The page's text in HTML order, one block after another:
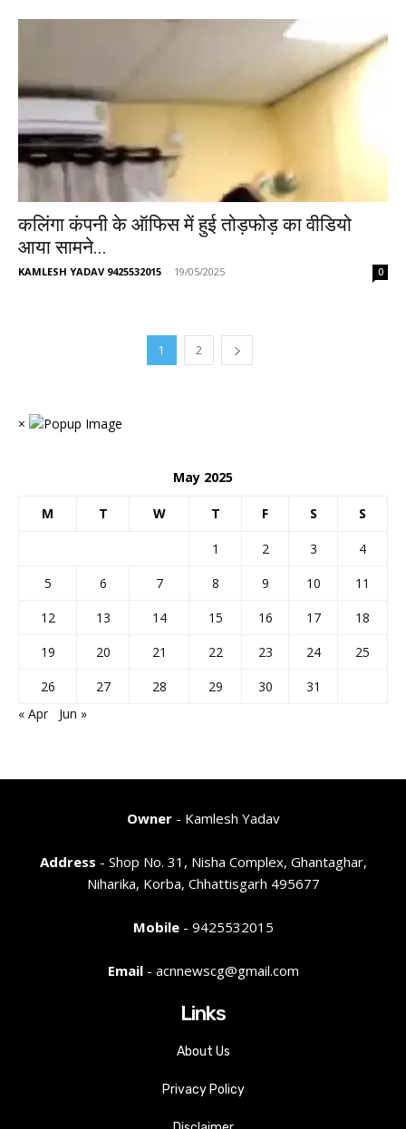
कलिंगा कंपनी के ऑफिस में हुई तोड़फोड़ का वीडियो
आया सामने...
KAMLESH YADAV 9425532015 - 19/05/2025 0
1 2
×
May 2025
M T W T F S S
1 2 3
4
5
6 7 8 9 10
11
12
13 14 15 16 17
18
19
20 21 22 23 24
25
26
27 28 29 30
31
« Apr
Jun »
Owner- Kamlesh Yadav
Address - Shop No. 31, Nisha Complex, Ghantaghar,
Niharika, Korba, Chhattisgarh 495677
Mobile- 9425532015
Email- acnnewscg@gmail.com
Links
About Us
Privacy Policy